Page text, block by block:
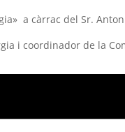
a càrrac del Sr.
i coordinador de la